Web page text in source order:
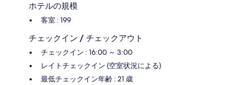
ホテルの規模
客室 : 199
チェックイン / チェックアウト
チェックイン : 16:00 ～ 3:00
レイトチェックイン (空室状況による)
最低チェックイン年齢 : 21 歳